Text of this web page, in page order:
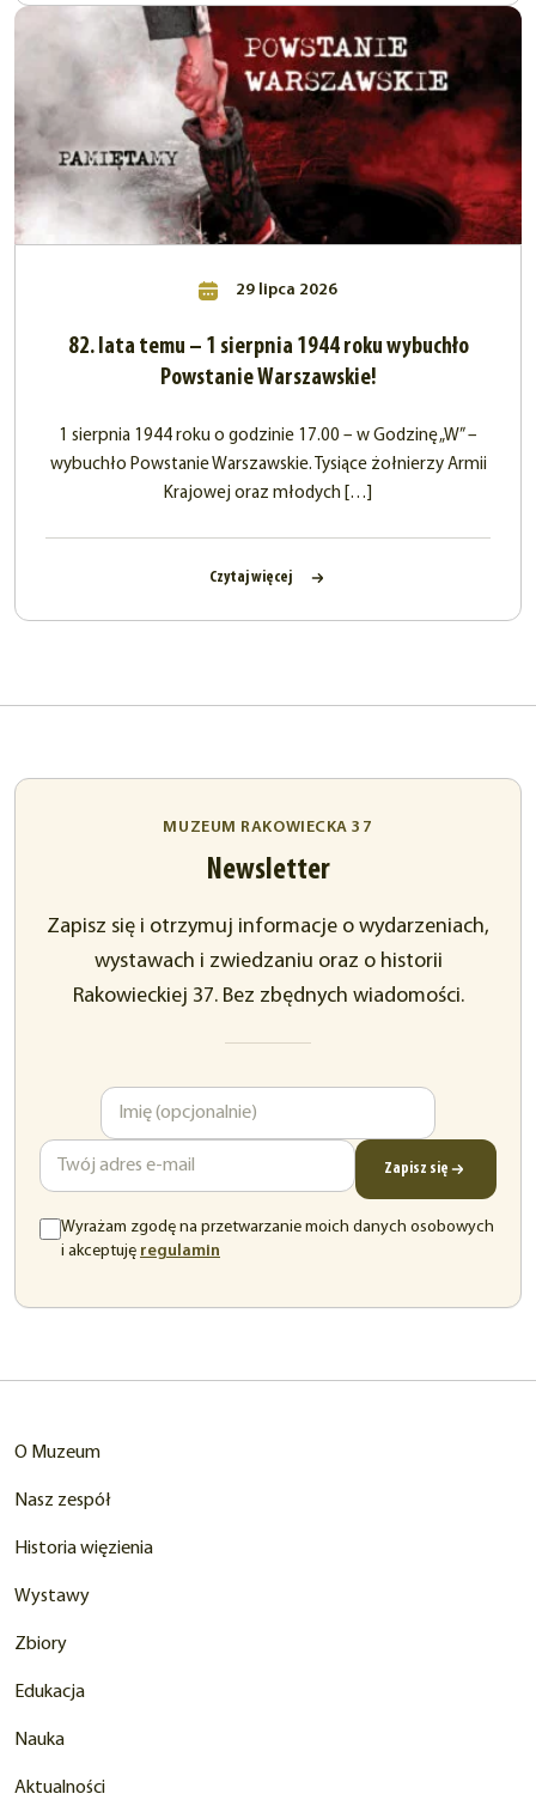
29 lipca 2026
82. lata temu – 1 sierpnia 1944 roku wybuchło
Powstanie Warszawskie!
1 sierpnia 1944 roku o godzinie 17.00 – w Godzinę „W” –
wybuchło Powstanie Warszawskie. Tysiące żołnierzy Armii
Krajowej oraz młodych […]
Czytaj więcej
MUZEUM RAKOWIECKA 37
Newsletter
Zapisz się i otrzymuj informacje o wydarzeniach,
wystawach i zwiedzaniu oraz o historii
Rakowieckiej 37. Bez zbędnych wiadomości.
Zapisz się
Wyrażam zgodę na przetwarzanie moich danych osobowych
i akceptuję regulamin
O Muzeum
Nasz zespół
Historia więzienia
Wystawy
Zbiory
Edukacja
Nauka
Aktualności